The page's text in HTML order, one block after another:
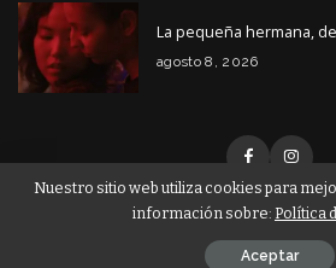
La pequeña hermana,
agosto 8, 2026
© Copyright Tiempo de
Nuestro sitio web utiliza cookies para
información sobre: Política
Aceptar